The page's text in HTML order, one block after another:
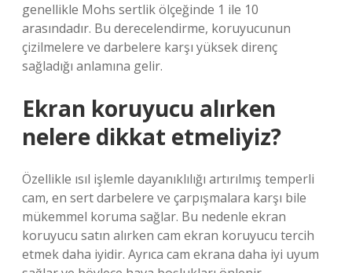
genellikle Mohs sertlik ölçeğinde 1 ile 10
arasındadır. Bu derecelendirme, koruyucunun
çizilmelere ve darbelere karşı yüksek direnç
sağladığı anlamına gelir.
Ekran koruyucu alırken
nelere dikkat etmeliyiz?
Özellikle ısıl işlemle dayanıklılığı artırılmış temperli
cam, en sert darbelere ve çarpışmalara karşı bile
mükemmel koruma sağlar. Bu nedenle ekran
koruyucu satın alırken cam ekran koruyucu tercih
etmek daha iyidir. Ayrıca cam ekrana daha iyi uyum